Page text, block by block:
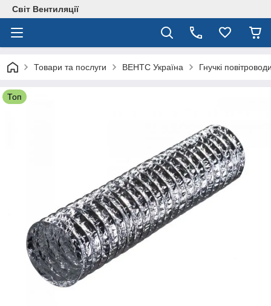
Світ Вентиляції
Товари та послуги ВЕНТС Україна Гнучкі
Топ